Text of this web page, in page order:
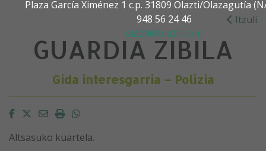
Plaza García Ximénez 1 c.p. 31809 Olazti/Olazagutía
948 56 24 46
olazti@olazti.com
Itzuli
GUARDIA ZIBILA
Gida interesgarria – Polizia
Facebook
Twitter
EmailImprimirWhatsapp
Altsasuko kuartela.